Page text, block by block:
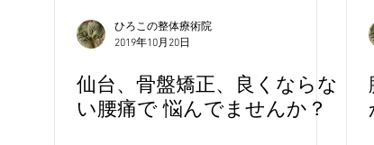
自然治癒力
ひろこの整体療術院
2019年10月20日
仙台、骨盤矯正、良くならな
い腰痛で 悩んでませんか？